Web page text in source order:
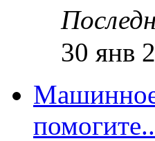
30 янв
Машинное